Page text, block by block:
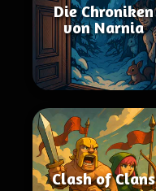
Die Chroniken
von Narnia
Clash of Clans